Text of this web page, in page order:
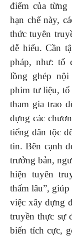
điểm của
hạn chế này,
thức tuyên
dễ hiểu. Cần
pháp, như: tổ
lồng ghép nội
phim tư liệu, tổ
tham gia trao
dựng các
tiếng dân tộc
tin. Bên cạnh
trưởng bản,
hiện tuyên
thấm lâu”,
việc xây dựng
truyền thực sự
biến tích cực,